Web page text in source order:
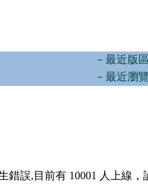
－最近版
－最近瀏
錯誤,目前有 10001 人上線